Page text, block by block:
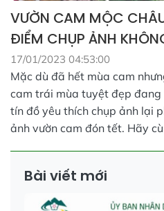
VƯỜN CAM MỘC
ĐIỂM CHỤP ẢNH
17/01/2023 04:53:00
Mặc dù đã hết mùa cam
cam trái mùa tuyệt đẹp đang
tín đồ yêu thích chụp ảnh lại
ảnh vườn cam đón tết. Hãy
Bài viết mới